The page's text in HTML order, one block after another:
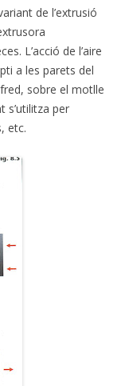
de l’extrusió
L’acció de l’aire
a les parets del
sobre el motlle
s’utilitza per
etc.